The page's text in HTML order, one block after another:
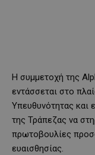
Η συμμετοχή της
εντάσσεται στο
Υπευθυνότητας και
της Τράπεζας να
πρωτοβουλίες
ευαισθησίας.